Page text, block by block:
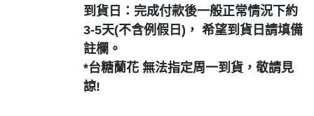
到貨日：完成付款後一般正常情況下約
3-5天(不含例假日)， 希望到貨日請填備
註欄。
*台糖蘭花 無法指定周一到貨，敬請見
諒!